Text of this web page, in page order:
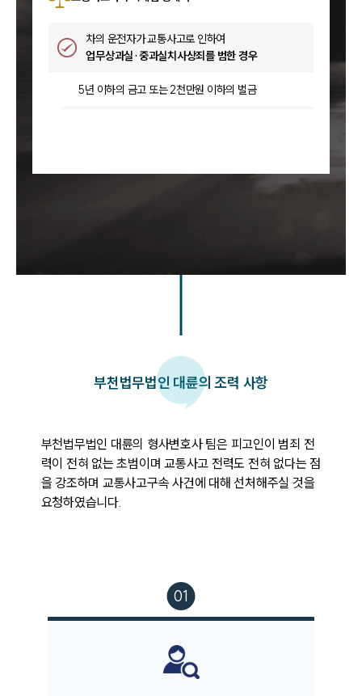
차의 운전자가 교통사고로 인하여
업무상과실·중과실치사상죄를 범한 경우
5년 이하의 금고 또는 2천만원 이하의 벌금
부천법무법인 대륜의 조력 사항
부천법무법인 대륜의 형사변호사 팀은 피고인이 범죄 전
력이 전혀 없는 초범이며 교통사고 전력도 전혀 없다는 점
을 강조하며 교통사고구속 사건에 대해 선처해주실 것을
요청하였습니다.